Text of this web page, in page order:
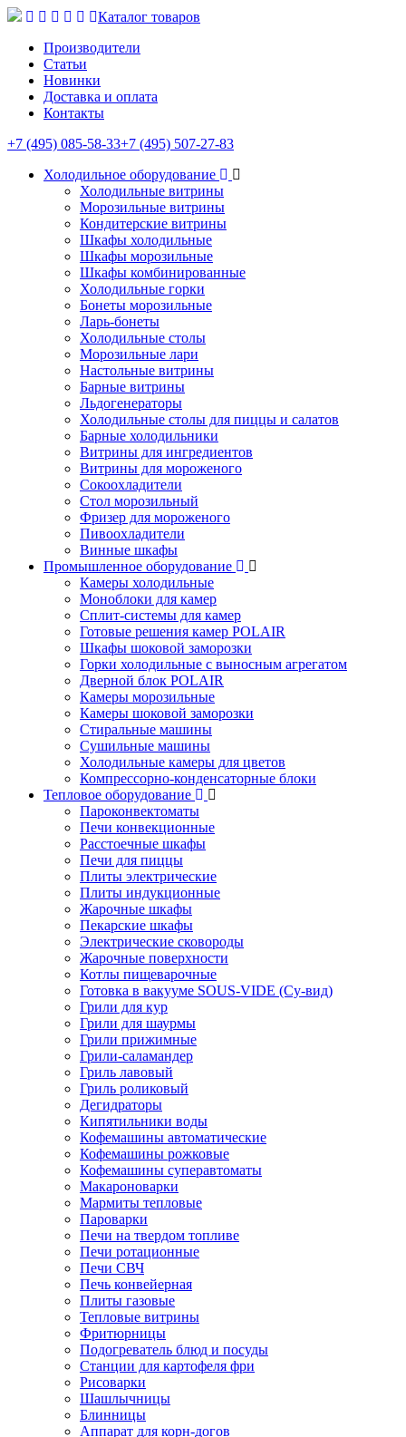
Каталог товаров
Производители
Статьи
Новинки
Доставка и оплата
Контакты
+7 (495) 085-58-33+7 (495) 507-27-83
Холодильное оборудование
Холодильные витрины
Морозильные витрины
Кондитерские витрины
Шкафы холодильные
Шкафы морозильные
Шкафы комбинированные
Холодильные горки
Бонеты морозильные
Ларь-бонеты
Холодильные столы
Морозильные лари
Настольные витрины
Барные витрины
Льдогенераторы
Холодильные столы для пиццы и салатов
Барные холодильники
Витрины для ингредиентов
Витрины для мороженого
Сокоохладители
Стол морозильный
Фризер для мороженого
Пивоохладители
Винные шкафы
Промышленное оборудование
Камеры холодильные
Моноблоки для камер
Сплит-системы для камер
Готовые решения камер POLAIR
Шкафы шоковой заморозки
Горки холодильные с выносным агрегатом
Дверной блок POLAIR
Камеры морозильные
Камеры шоковой заморозки
Стиральные машины
Сушильные машины
Холодильные камеры для цветов
Компрессорно-конденсаторные блоки
Тепловое оборудование
Пароконвектоматы
Печи конвекционные
Расстоечные шкафы
Печи для пиццы
Плиты электрические
Плиты индукционные
Жарочные шкафы
Пекарские шкафы
Электрические сковороды
Жарочные поверхности
Котлы пищеварочные
Готовка в вакууме SOUS-VIDE (Су-вид)
Грили для кур
Грили для шаурмы
Грили прижимные
Грили-саламандер
Гриль лавовый
Гриль роликовый
Дегидраторы
Кипятильники воды
Кофемашины автоматические
Кофемашины рожковые
Кофемашины суперавтоматы
Макароноварки
Мармиты тепловые
Пароварки
Печи на твердом топливе
Печи ротационные
Печи СВЧ
Печь конвейерная
Плиты газовые
Тепловые витрины
Фритюрницы
Подогреватель блюд и посуды
Станции для картофеля фри
Рисоварки
Шашлычницы
Блинницы
Аппарат для корн-догов